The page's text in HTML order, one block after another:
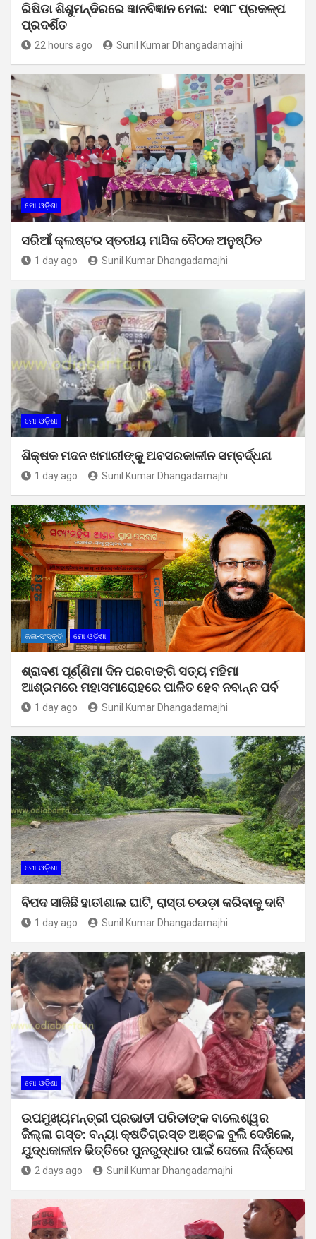
ରିଷିଡା ଶିଶୁମନ୍ଦିରରେ ଜ୍ଞାନବିଜ୍ଞାନ ମେଳା: ୧୩୮ ପ୍ରକଳ୍ପ
ପ୍ରଦର୍ଶିତ
22 hours ago Sunil Kumar Dhangadamajhi
ମୋ ଓଡ଼ିଶା
ସରିଆଁ କ୍ଲଷ୍ଟର ସ୍ତରୀୟ ମାସିକ ବୈଠକ ଅନୁଷ୍ଠିତ
1 day ago Sunil Kumar Dhangadamajhi
ମୋ ଓଡ଼ିଶା
ଶିକ୍ଷକ ମଦନ ଖମାରୀଙ୍କୁ ଅବସରକାଳୀନ ସମ୍ବର୍ଦ୍ଧନା
1 day ago Sunil Kumar Dhangadamajhi
କଳା-ସଂସ୍କୃତି ମୋ ଓଡ଼ିଶା
ଶ୍ରାବଣ ପୂର୍ଣ୍ଣିମା ଦିନ ପରବାଙ୍ଗି ସତ୍ୟ ମହିମା
ଆଶ୍ରମରେ ମହାସମାରୋହରେ ପାଳିତ ହେବ ନବାନ୍ନ ପର୍ବ
1 day ago Sunil Kumar Dhangadamajhi
ମୋ ଓଡ଼ିଶା
ବିପଦ ସାଜିଛି ହାତୀଶାଲ ଘାଟି, ରାସ୍ତା ଚଉଡ଼ା କରିବାକୁ ଦାବି
1 day ago Sunil Kumar Dhangadamajhi
ମୋ ଓଡ଼ିଶା
ଉପମୁଖ୍ୟମନ୍ତ୍ରୀ ପ୍ରଭାତୀ ପରିଡାଙ୍କ ବାଲେଶ୍ୱର
ଜିଲ୍ଲା ଗସ୍ତ: ବନ୍ୟା କ୍ଷତିଗ୍ରସ୍ତ ଅଞ୍ଚଳ ବୁଲି ଦେଖିଲେ,
ଯୁଦ୍ଧକାଳୀନ ଭିତ୍ତିରେ ପୁନରୁଦ୍ଧାର ପାଇଁ ଦେଲେ ନିର୍ଦ୍ଦେଶ
2 days ago Sunil Kumar Dhangadamajhi